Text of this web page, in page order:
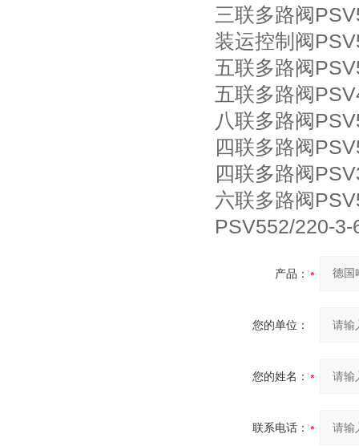
三联多路阀
装运控制阀
五联多路阀
五联多路阀
八联多路阀
四联多路阀
四联多路阀
六联多路阀
PSV552/220-3-
产品：
您的单位：
您的姓名：
联系电话：